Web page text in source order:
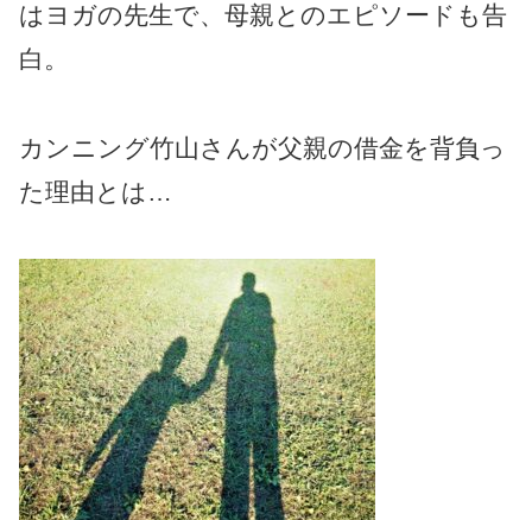
はヨガの先生で、母親とのエピソードも告
白。
カンニング竹山さんが父親の借金を背負っ
た理由とは…